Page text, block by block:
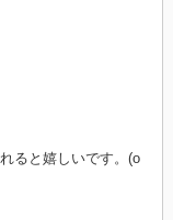
ると嬉しいです。(o